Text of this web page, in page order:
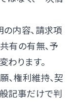
の内容、請求項
有の有無、予
わります。
、権利維持、契
般記事だけで判